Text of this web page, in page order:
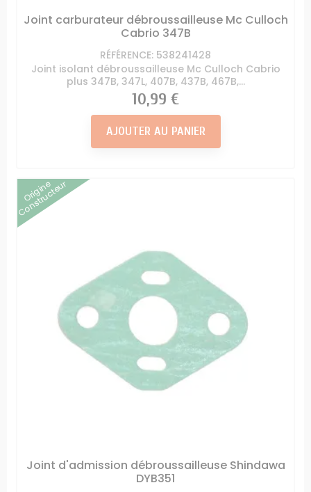
Joint carburateur débroussailleuse Mc Culloch
Cabrio 347B
RÉFÉRENCE: 538241428
Joint isolant débroussailleuse Mc Culloch Cabrio
plus 347B, 347L, 407B, 437B, 467B,...
Prix
10,99 €
AJOUTER AU PANIER
Origine
Constructeur
Joint d'admission débroussailleuse Shindawa
DYB351